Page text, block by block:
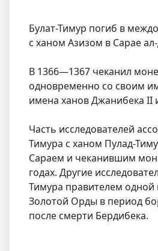
Булат-Тимур погиб в
с ханом Азизом в Сарае
В 1366—1367 чеканил
одновременно со своим
имена ханов Джанибека II
Часть исследователей
Тимура с ханом Пулад-
Сараем и чеканившим
годах. Другие
Тимура правителем одной
Золотой Орды в период
после смерти Бердибека.